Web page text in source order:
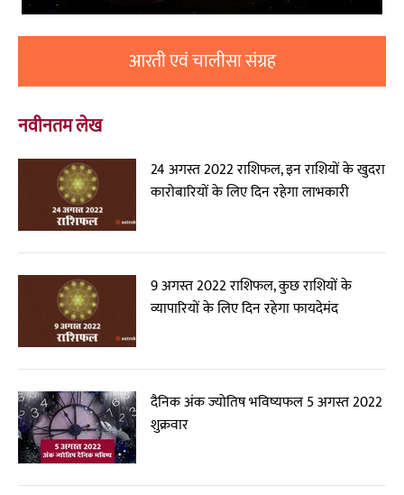
आरती एवं चालीसा संग्रह
नवीनतम लेख
24 अगस्त 2022 राशिफल, इन राशियों के खुदरा
कारोबारियों के लिए दिन रहेगा लाभकारी
9 अगस्त 2022 राशिफल, कुछ राशियों के
व्यापारियों के लिए दिन रहेगा फायदेमंद
दैनिक अंक ज्योतिष भविष्यफल 5 अगस्त 2022
शुक्रवार